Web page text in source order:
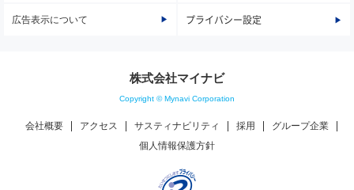
広告表示について プライバシー設定
株式会社マイナビ
Copyright © Mynavi Corporation
会社概要 アクセス サスティナビリティ 採用
グループ企業
個人情報保護方針